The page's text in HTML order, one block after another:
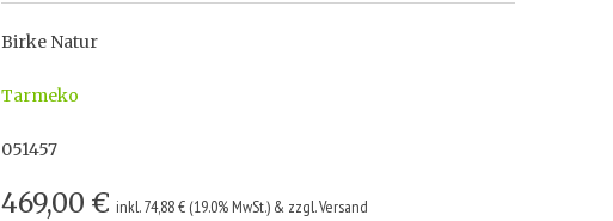
Birke Natur
Tarmeko
051457
469,00 € inkl. 74,88 € (19.0% MwSt.) & zzgl. Versand